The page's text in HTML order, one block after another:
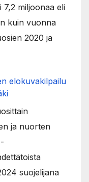
miljoonaa eli
kuin vuonna
2020 ja
elokuvakilpailu
ja nuorten
suojelijana